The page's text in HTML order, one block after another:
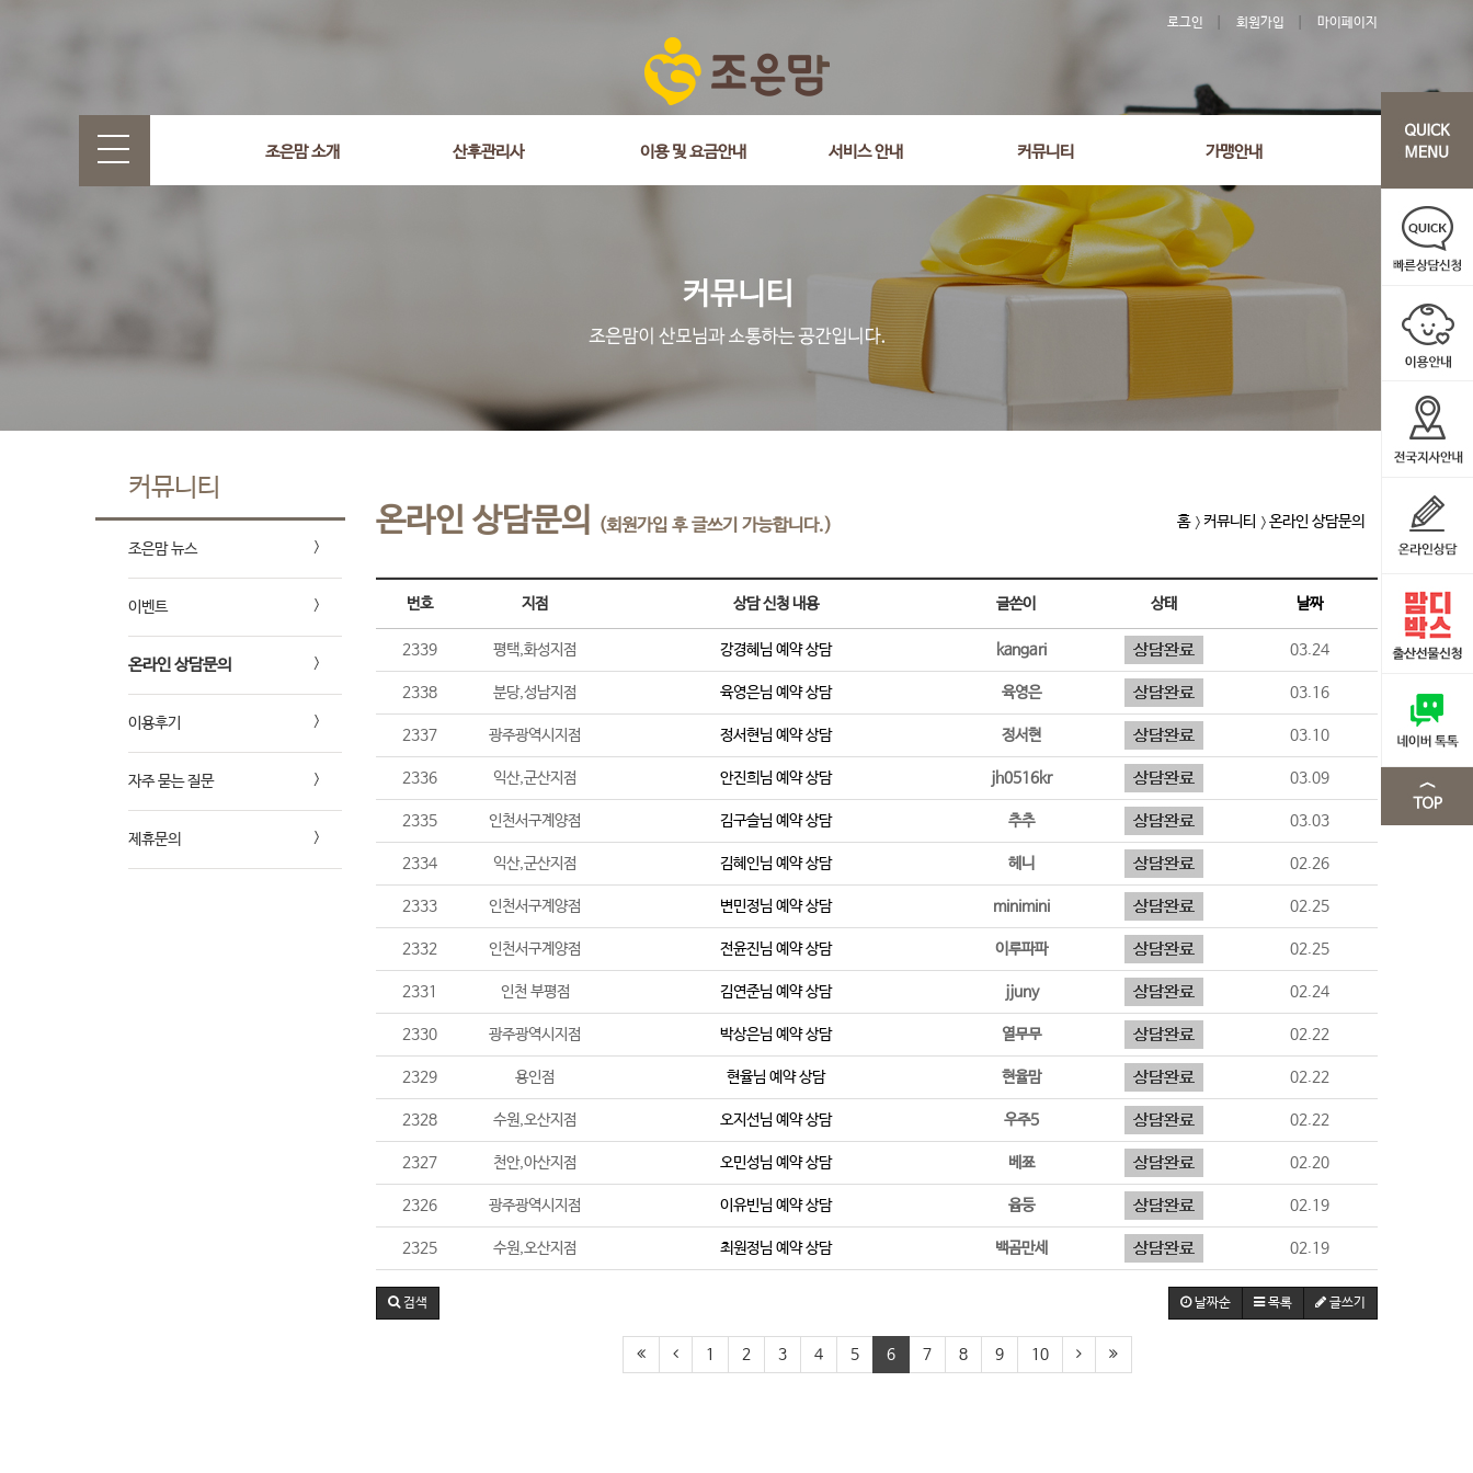
로그인 회원가입 마이페이지
조은맘 소개 산후관리사 이용 및 요금안내 서비스 안내 커뮤니티 가맹안내
커뮤니티
조은맘 뉴스
이벤트
온라인 상담문의
이용후기
자주 묻는 질문
제휴문의
온라인 상담문의 (회원가입 후 글쓰기 가능합니다.) 홈 커뮤니티 온라인 상담문의
번호 지점 상담 신청 내용 글쓴이 상태 날짜
2339 평택,화성지점 강경혜 님 예약 상담 kangari 03.24
2338 분당,성남지점 육영은님 예약 상담 육영은 03.16
2337 광주광역시지점 정서현님 예약 상담 정서현 03.10
2336 익산,군산지점 안진희님 예약 상담 jh0516kr 03.09
2335 인천서구계양점 김구슬님 예약 상담 추추 03.03
2334 익산,군산지점 김혜인님 예약 상담 헤니 02.26
2333 인천서구계양점 변민정님 예약 상담 minimini 02.25
2332 인천서구계양점 전윤진님 예약 상담 이루파파 02.25
2331 인천 부평점 김연준님 예약 상담 jjuny 02.24
2330 광주광역시지점 박상은님 예약 상담 열무무 02.22
2329 용인점 현율님 예약 상담 현율맘 02.22
2328 수원,오산지점 오지선님 예약 상담 우주5 02.22
2327 천안,아산지점 오민성님 예약 상담 베쬬 02.20
2326 광주광역시지점 이유빈님 예약 상담 윱둥 02.19
2325 수원,오산지점 최원정님 예약 상담 백곰만세 02.19
날짜순 목록 글쓰기
검색
1 2 3 4 5 6 7 8 9 10